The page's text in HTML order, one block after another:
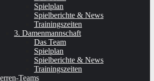
Spielplan
Spielberichte & News
Trainingszeiten
3. Damenmannschaft
Das Team
Spielplan
Spielberichte & News
Trainingszeiten
Teams